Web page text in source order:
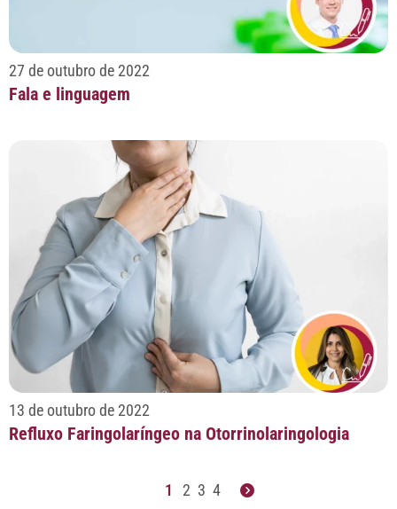
27 de outubro de 2022
Fala e linguagem
13 de outubro de 2022
Refluxo Faringolaríngeo na Otorrinolaringologia
1 2 3 4